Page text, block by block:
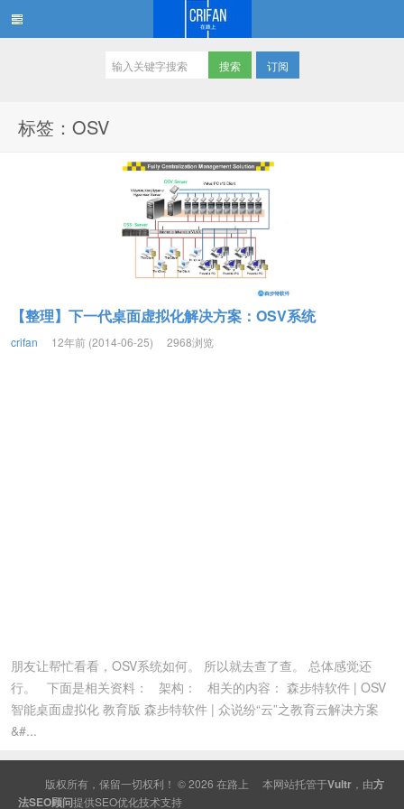
订阅
标签：OSV
【整理】下一代桌面虚拟化解决方案：OSV系统
crifan 12年前 (2014-06-25) 2968浏览
朋友让帮忙看看，OSV系统如何。 所以就去查了查。 总体感觉还
行。 下面是相关资料： 架构： 相关的内容： 森步特软件 | OSV
智能桌面虚拟化 教育版 森步特软件 | 众说纷“云”之教育云解决方案
&#...
版权所有，保留一切权利！ © 2026 在路上 本网站托管于Vultr ，由方
法SEO顾问提供SEO优化技术支持